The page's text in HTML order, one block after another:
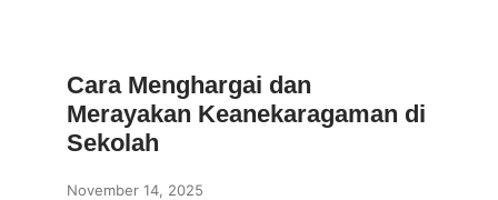
Cara Menghargai dan
Merayakan Keanekaragaman di
Sekolah
November 14, 2025